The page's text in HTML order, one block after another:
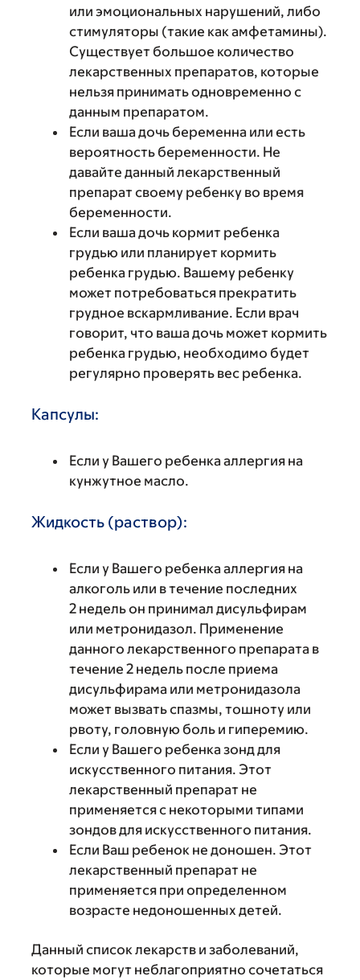
или эмоциональных нарушений, либо
стимуляторы (такие как амфетамины).
Существует большое количество
лекарственных препаратов, которые
нельзя принимать одновременно с
данным препаратом.
Если ваша дочь беременна или есть
вероятность беременности. Не
давайте данный лекарственный
препарат своему ребенку во время
беременности.
Если ваша дочь кормит ребенка
грудью или планирует кормить
ребенка грудью. Вашему ребенку
может потребоваться прекратить
грудное вскармливание. Если врач
говорит, что ваша дочь может кормить
ребенка грудью, необходимо будет
регулярно проверять вес ребенка.
Капсулы:
Если у Вашего ребенка аллергия на
кунжутное масло.
Жидкость (раствор):
Если у Вашего ребенка аллергия на
алкоголь или в течение последних
2 недель он принимал дисульфирам
или метронидазол. Применение
данного лекарственного препарата в
течение 2 недель после приема
дисульфирама или метронидазола
может вызвать спазмы, тошноту или
рвоту, головную боль и гиперемию.
Если у Вашего ребенка зонд для
искусственного питания. Этот
лекарственный препарат не
применяется с некоторыми типами
зондов для искусственного питания.
Если Ваш ребенок не доношен. Этот
лекарственный препарат не
применяется при определенном
возрасте недоношенных детей.
Данный список лекарств и заболеваний,
которые могут неблагоприятно сочетаться